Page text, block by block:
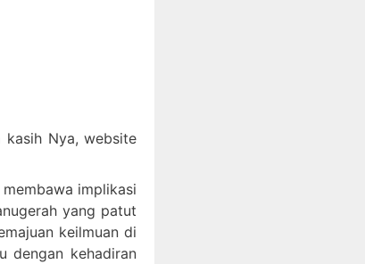
kasih Nya, website
implikasi
yang patut
keilmuan di
dengan kehadiran